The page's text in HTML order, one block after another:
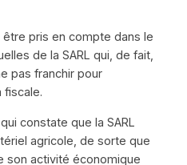
être pris en compte dans le
de la SARL qui, de fait,
pas franchir pour
fiscale.
constate que la SARL
agricole, de sorte que
son activité économique